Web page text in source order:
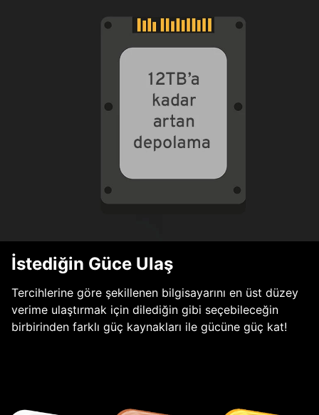
İstediğin Güce Ulaş
Tercihlerine göre şekillenen bilgisayarını en üst düzey
verime ulaştırmak için dilediğin gibi seçebileceğin
birbirinden farklı güç kaynakları ile gücüne güç kat!